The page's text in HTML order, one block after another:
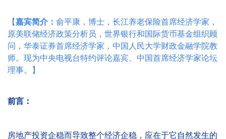
【嘉宾简介： 俞平康，博士，长江养老保险首席经济学家，
原美联储经济政策分析员，世界银行和国际货币基金组织顾
问，华泰证券首席经济学家，中国人民大学财政金融学院教
师。现为中央电视台特约评论嘉宾、中国首席经济学家论坛
理事。】
前言：
房地产投资企稳而导致整个经济企稳，应在于它自然发生的